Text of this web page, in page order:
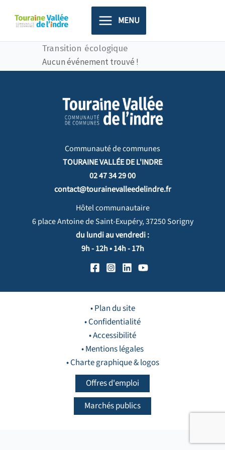
principal
MENU
Transition écologique
Aucun événement trouvé !
Communauté de communes
TOURAINE VALLÉE DE L'INDRE
02 47 34 29 00
contact@tourainevalleedelindre.fr
Hôtel communautaire
6 place Antoine de Saint-Exupéry, 37250 Sorigny
du lundi au vendredi :
9h - 12h • 14h - 17h
• Plan du site
• Confidentialité
• Accessibilité
• Mentions légales
• Charte graphique & logos
Offres d'emploi
Marchés publics